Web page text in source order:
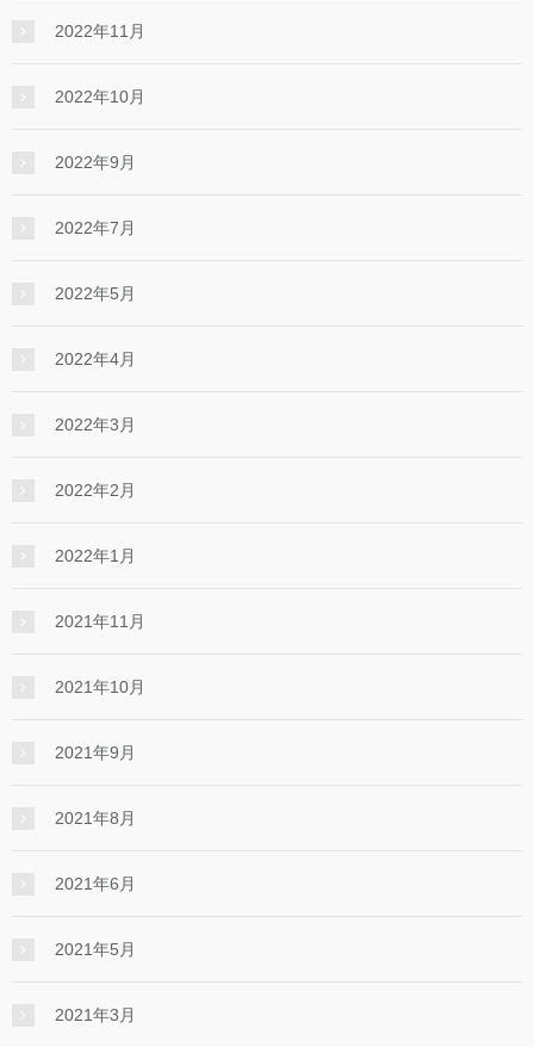
2022年11月
2022年10月
2022年9月
2022年7月
2022年5月
2022年4月
2022年3月
2022年2月
2022年1月
2021年11月
2021年10月
2021年9月
2021年8月
2021年6月
2021年5月
2021年3月